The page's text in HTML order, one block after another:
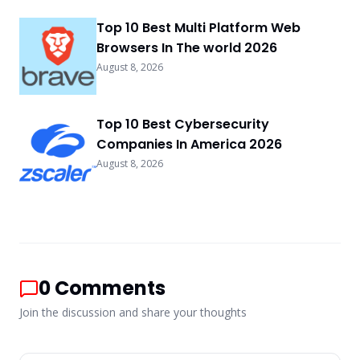
Top 10 Best Multi Platform Web
Browsers In The world 2026
August 8, 2026
Top 10 Best Cybersecurity
Companies In America 2026
August 8, 2026
0Comments
Join the discussion and share your thoughts